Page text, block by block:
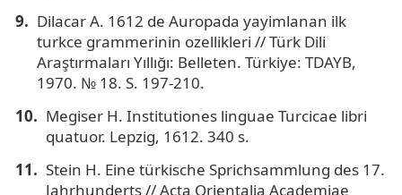
Dilacar A. 1612 de Auropada yayimlanan ilk
turkce grammerinin ozellikleri // Türk Dili
Araştırmaları Yıllığı: Belleten. Türkiye: TDAYB,
1970. № 18. S. 197-210.
Megiser H. Institutiones linguae Turcicae libri
quatuor. Lepzig, 1612. 340 s.
Stein H. Eine türkische Sprichsammlung des 17.
Jahrhunderts // Acta Orientalia Academiae